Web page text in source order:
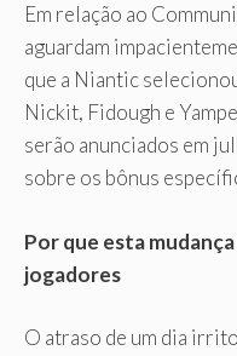
Em relação ao
aguardam
que a Niantic
Nickit, Fidough e
serão anunciados em
sobre os bônus
Por que esta
jogadores
O atraso de um dia